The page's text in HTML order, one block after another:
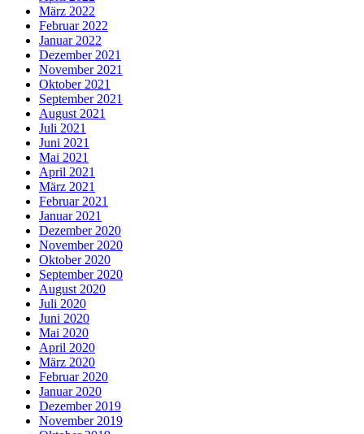
März 2022
Februar 2022
Januar 2022
Dezember 2021
November 2021
Oktober 2021
September 2021
August 2021
Juli 2021
Juni 2021
Mai 2021
April 2021
März 2021
Februar 2021
Januar 2021
Dezember 2020
November 2020
Oktober 2020
September 2020
August 2020
Juli 2020
Juni 2020
Mai 2020
April 2020
März 2020
Februar 2020
Januar 2020
Dezember 2019
November 2019